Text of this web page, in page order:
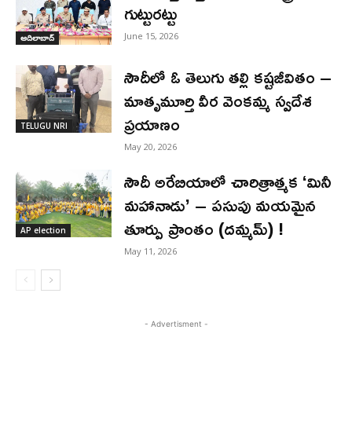
ఆదిలాబాద్
గుట్టురట్టు
June 15, 2026
TELUGU NRI
సౌదీలో ఓ తెలుగు తల్లి కష్టజీవితం –
మాతృమూర్తి వీర వెంకమ్మ స్వదేశ
ప్రయాణం
May 20, 2026
AP election
సౌదీ అరేబియాలో చారిత్రాత్మక ‘మినీ
మహానాడు’ – పసుపు మయమైన
తూర్పు ప్రాంతం (దమ్మమ్) !
May 11, 2026
- Advertisment -